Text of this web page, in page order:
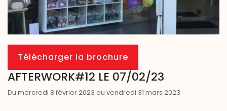
Télécharger la brochure
AFTERWORK#12 LE 07/02/23
Du mercredi 8 février 2023 au vendredi 31 mars 2023